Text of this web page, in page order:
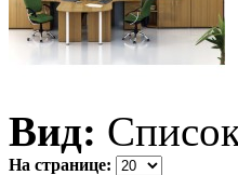
Вид:
На странице: